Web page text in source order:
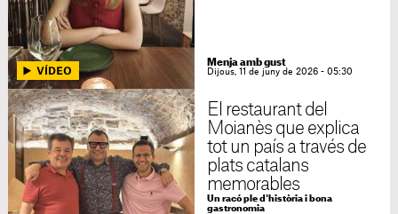
Menja amb gust
Dijous, 11 de juny de 2026 - 05:30
El restaurant del
Moianès que explica
tot un país a través de
plats catalans
memorables
Un racó ple d'història i bona
gastronomia